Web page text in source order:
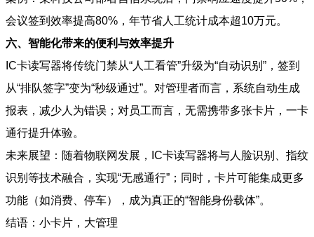
会议签到效率提高80%，年节省人工统计成本超10万元。
六、智能化带来的便利与效率提升
IC卡读写器将传统门禁从“人工看管”升级为“自动识别”，签到
从“排队签字”变为“秒级通过”。对管理者而言，系统自动生成
报表，减少人为错误；对员工而言，无需携带多张卡片，一卡
通行提升体验。
未来展望：随着物联网发展，IC卡读写器将与人脸识别、指纹
识别等技术融合，实现“无感通行”；同时，卡片可能集成更多
功能（如消费、停车），成为真正的“智能身份载体”。
结语：小卡片，大管理